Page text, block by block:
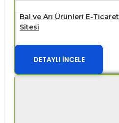
Bal ve Arı Ürünleri E-Ticaret
Sitesi
DETAYLI İNCELE